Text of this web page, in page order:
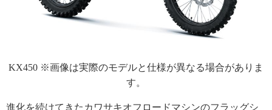
KX450 ※画像は実際のモデルと仕様が異なる場合がありま
す。
進化を続けてきたカワサキオフロードマシンのフラッグシ